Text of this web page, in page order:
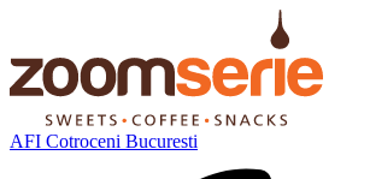
AFI Cotroceni Bucuresti